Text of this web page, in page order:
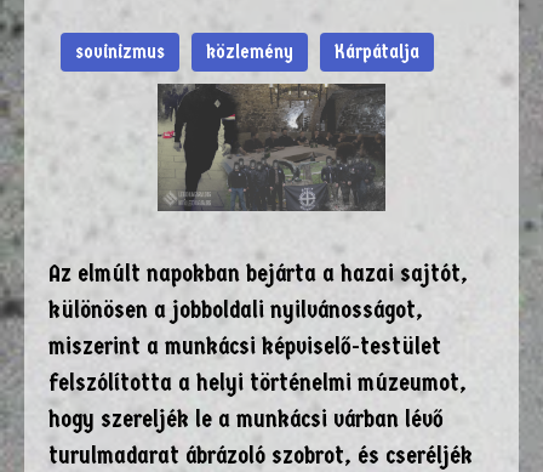
sovinizmus közlemény Kárpátalja
Az elmúlt napokban bejárta a hazai sajtót,
különösen a jobboldali nyilvánosságot,
miszerint a munkácsi képviselő-testület
felszólította a helyi történelmi múzeumot,
hogy szereljék le a munkácsi várban lévő
turulmadarat ábrázoló szobrot, és cseréljék